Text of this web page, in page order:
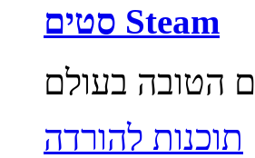
סטים Steam
תוכנות להורדה